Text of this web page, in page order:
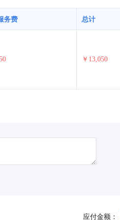
务费 总计
￥13,050
应付金额：